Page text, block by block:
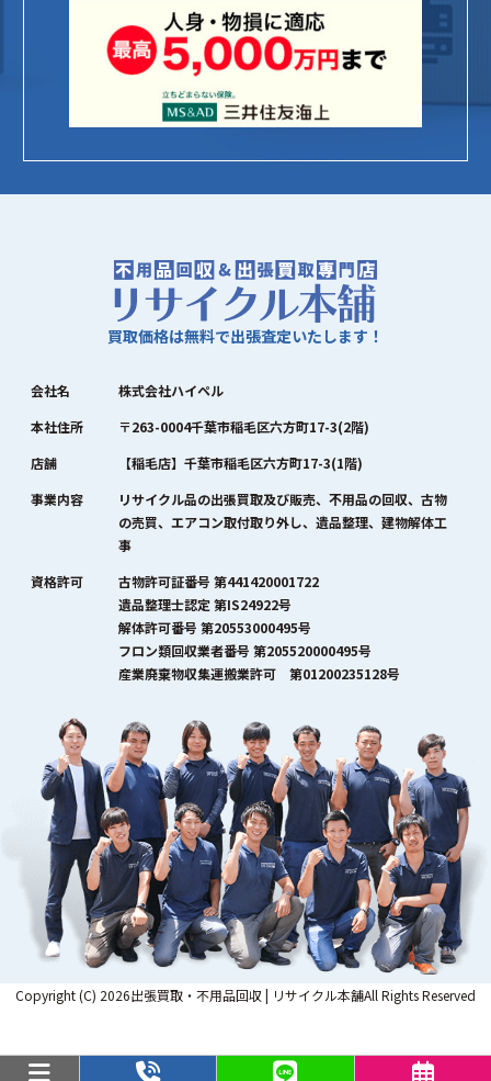
買取価格は無料で出張査定いたします！
会社名
株式会社ハイペル
本社住所
〒263-0004千葉市稲毛区六方町17-3(2階)
店舗
【稲毛店】千葉市稲毛区六方町17-3(1階)
事業内容
リサイクル品の出張買取及び販売、不用品の回収、古物
の売買、エアコン取付取り外し、遺品整理、建物解体工
事
資格許可
古物許可証番号 第441420001722
遺品整理士認定 第IS24922号
解体許可番号 第20553000495号
フロン類回収業者番号 第205520000495号
産業廃棄物収集運搬業許可 第01200235128号
Copyright (C) 2026出張買取・不用品回収 | リサイクル本舗All Rights Reserved